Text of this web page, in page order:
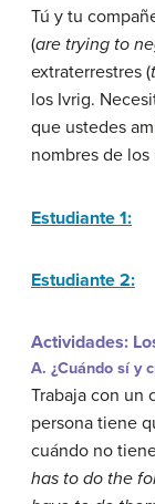
Tú y tu
(are trying to
extraterrestres (
los Ivrig.
que ustedes
nombres de
Estudiante 1:
Estudiante 2:
Actividades:
A. ¿Cuándo sí y
Trabaja con un
persona tiene
cuándo no
has to do the